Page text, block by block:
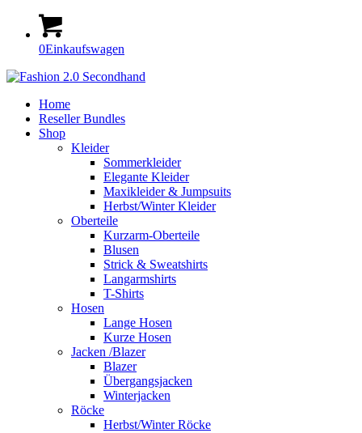
0Einkaufswagen
Home
Reseller Bundles
Shop
Kleider
Sommerkleider
Elegante Kleider
Maxikleider & Jumpsuits
Herbst/Winter Kleider
Oberteile
Kurzarm-Oberteile
Blusen
Strick & Sweatshirts
Langarmshirts
T-Shirts
Hosen
Lange Hosen
Kurze Hosen
Jacken /Blazer
Blazer
Übergangsjacken
Winterjacken
Röcke
Herbst/Winter Röcke